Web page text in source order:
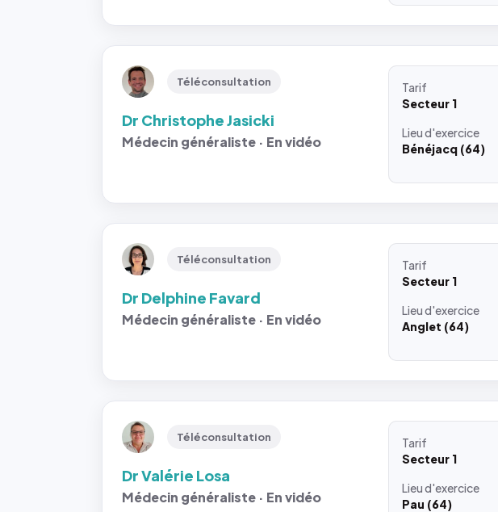
Téléconsultation
Dr Christophe Jasicki
Médecin généraliste · En vidéo
Tarif
Secteur 1
Lieud'exercice
Bénéjacq (64)
Téléconsultation
Dr Delphine Favard
Médecin généraliste · En vidéo
Tarif
Secteur 1
Lieud'exercice
Anglet (64)
Téléconsultation
Dr Valérie Losa
Médecin généraliste · En vidéo
Tarif
Secteur 1
Lieud'exercice
Pau (64)